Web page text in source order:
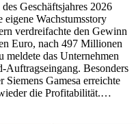
Geschäftsjahres 2026
Wachstumsstory
verdreifachte den Gewinn
Euro, nach 497 Millionen
meldete das Unternehmen
Besonders
Gamesa erreichte
die Profitabilität.…